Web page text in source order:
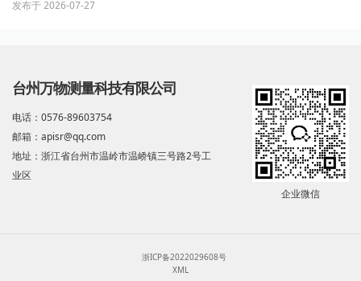
发布于 2026-07-27
台州万物测量科技有限公司
电话：0576-89603754
邮箱：apisr@qq.com
地址：浙江省台州市温岭市温峤镇三号路2号工
业区
企业微信
浙ICP备2022029608号
XML